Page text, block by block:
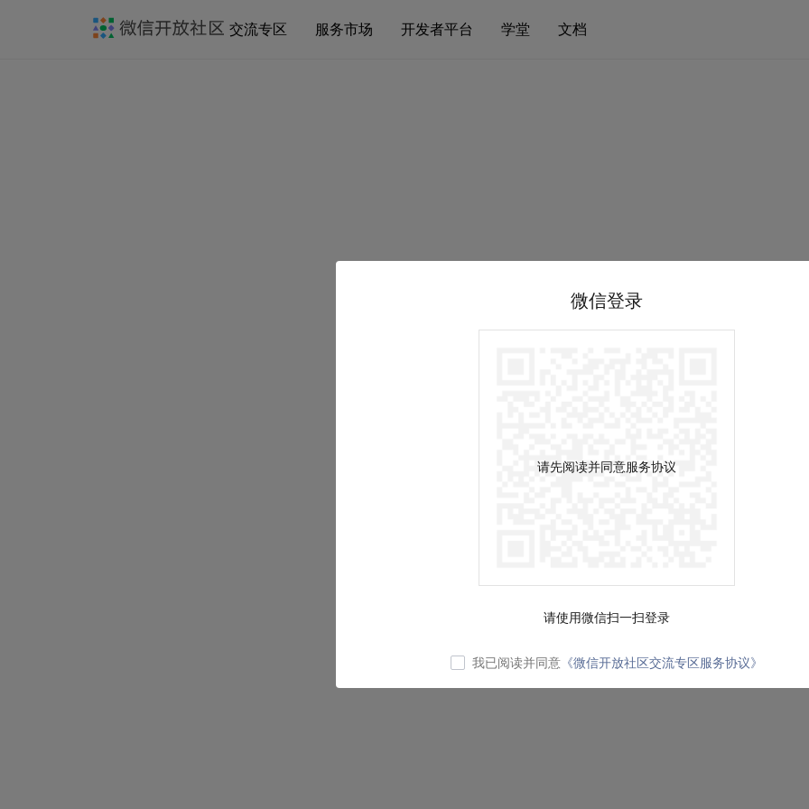
交流专区 服务市场 开发者平台 学堂 文档
微信登录
请先阅读并同意服务协议
请使用微信扫一扫登录
我已阅读并同意 《微信开放社区交流专区服务协议》